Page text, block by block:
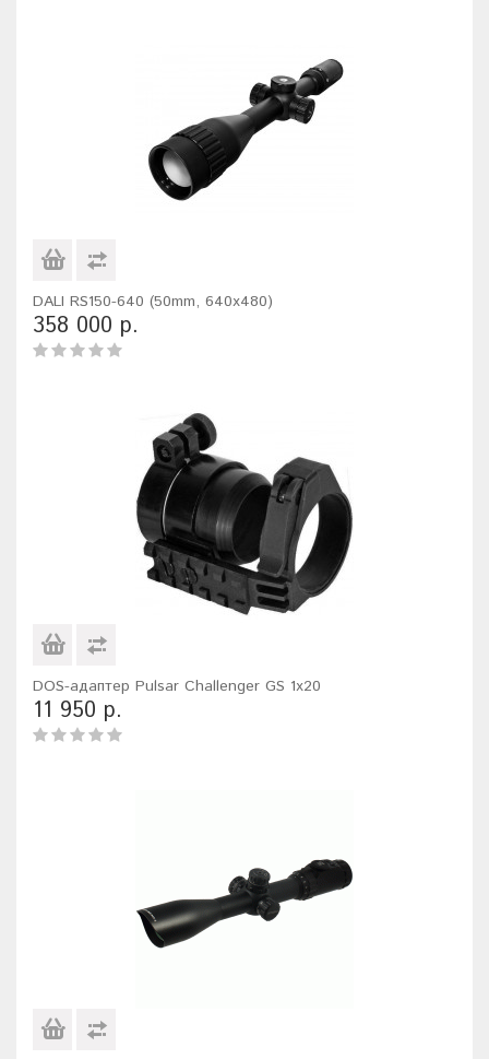
DALI RS150-640 (50mm, 640x480)
358 000 р.
DOS-адаптер Pulsar Challenger GS 1x20
11 950 р.